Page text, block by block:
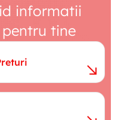
informatii
tine